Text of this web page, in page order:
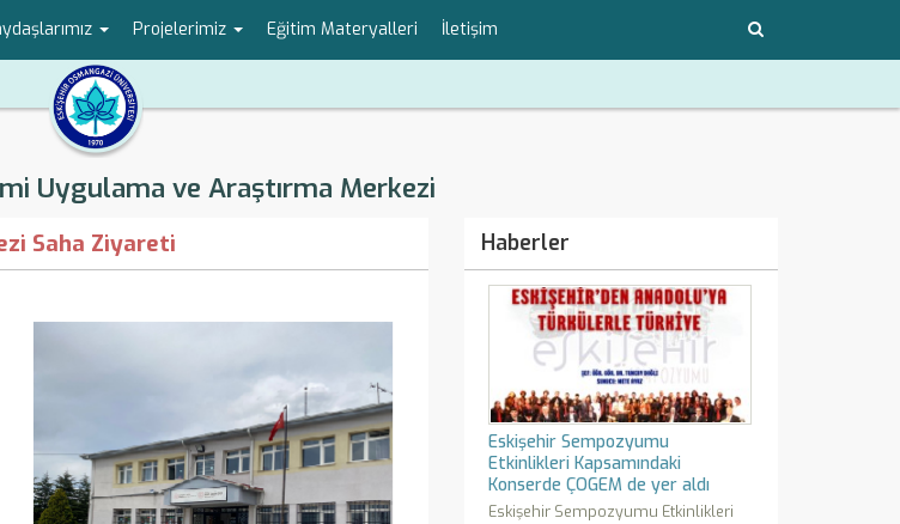
Projelerimiz Eğitim Materyalleri İletişim
Uygulama ve Araştırma Merkezi
Saha Ziyareti Haberler
Eskişehir Sempozyumu
Etkinlikleri Kapsamındaki
Konserde ÇOGEM de yer aldı
Eskişehir Sempozyumu Etkinlikleri